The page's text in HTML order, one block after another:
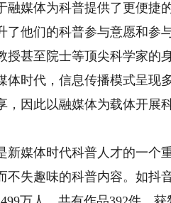
媒体为科普提供了更便捷
他们的科普参与意愿和参
甚至院士等顶尖科学家的身
时代，信息传播模式呈现
，因此以融媒体为载体开展
媒体时代科普人才的一个
失趣味的科普内容。如抖